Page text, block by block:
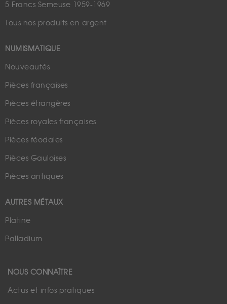
5 Francs Semeuse 1959-1969
Tous nos produits en argent
NUMISMATIQUE
Nouveautés
Pièces françaises
Pièces étrangères
Pièces royales françaises
Pièces féodales
Pièces Gauloises
Pièces antiques
AUTRES MÉTAUX
Platine
Palladium
NOUS CONNAÎTRE
Actus et infos pratiques